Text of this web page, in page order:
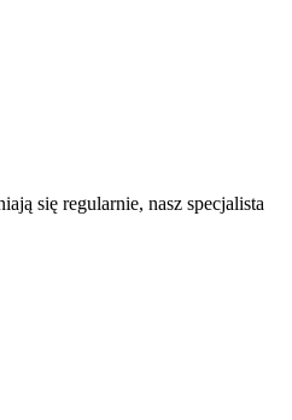
się regularnie, nasz specjalista